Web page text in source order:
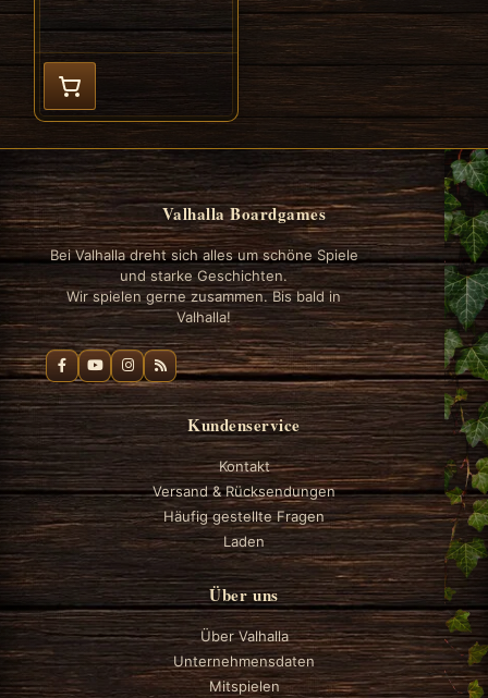
Valhalla Boardgames
Bei Valhalla dreht sich alles um schöne Spiele
und starke Geschichten.
Wir spielen gerne zusammen. Bis bald in
Valhalla!
Kundenservice
Kontakt
Versand & Rücksendungen
Häufig gestellte Fragen
Laden
Über uns
Über Valhalla
Unternehmensdaten
Mitspielen